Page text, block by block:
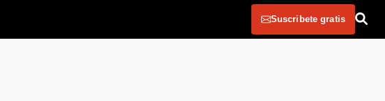
Suscribete gratis